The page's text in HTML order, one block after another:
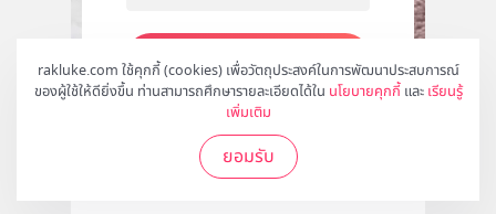
rakluke.com ใช้คุกกี้ (cookies) เพื่อวัตถุประสงค์ในการพัฒนาประสบการณ์
ของผู้ใช้ให้ดียิ่งขึ้น ท่านสามารถศึกษารายละเอียดได้ใน นโยบายคุกกี้ และ เรียนรู้
เพิ่มเติม
ยอมรับ
สมัคร
ติดตามเราได้ที่